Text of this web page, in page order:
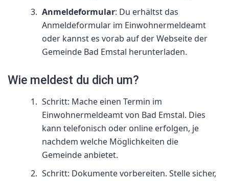
Anmeldeformular: Du erhältst das
Anmeldeformular im Einwohnermeldeamt
oder kannst es vorab auf der Webseite der
Gemeinde Bad Emstal herunterladen.
Wie meldest du dich um?
Schritt: Mache einen Termin im
Einwohnermeldeamt von Bad Emstal. Dies
kann telefonisch oder online erfolgen, je
nachdem welche Möglichkeiten die
Gemeinde anbietet.
Schritt: Dokumente vorbereiten. Stelle sicher,